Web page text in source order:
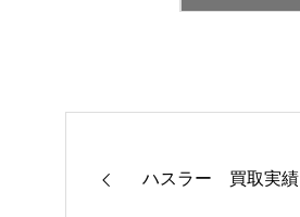
ハスラー 買取実績